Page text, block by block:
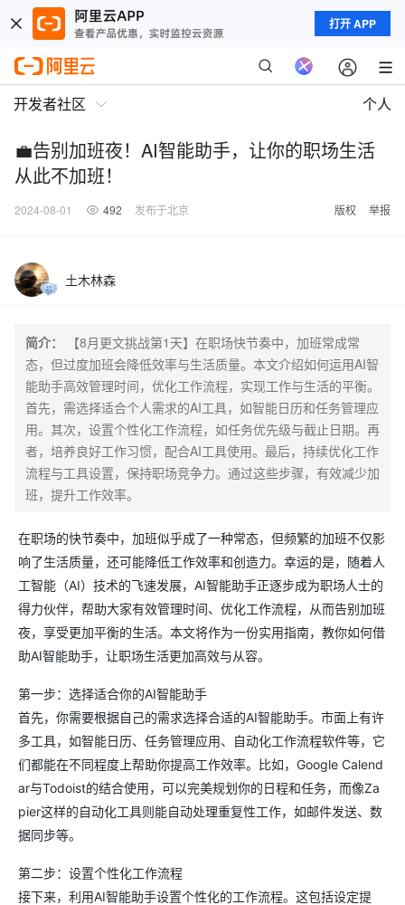
打开 APP
开发者社区 个人
💼告别加班夜！AI智能助手，让你的职场生活
从此不加班！
2024-08-01 492 发布于北京 版权 举报
土木林森
简介：
【8月更文挑战第1天】在职场快节奏中，加班常成常
态，但过度加班会降低效率与生活质量。本文介绍如何运用AI智
能助手高效管理时间，优化工作流程，实现工作与生活的平衡。
首先，需选择适合个人需求的AI工具，如智能日历和任务管理应
用。其次，设置个性化工作流程，如任务优先级与截止日期。再
者，培养良好工作习惯，配合AI工具使用。最后，持续优化工作
流程与工具设置，保持职场竞争力。通过这些步骤，有效减少加
班，提升工作效率。
在职场的快节奏中，加班似乎成了一种常态，但频繁的加班不仅影
响了生活质量，还可能降低工作效率和创造力。幸运的是，随着人
工智能（AI）技术的飞速发展，AI智能助手正逐步成为职场人士的
得力伙伴，帮助大家有效管理时间、优化工作流程，从而告别加班
夜，享受更加平衡的生活。本文将作为一份实用指南，教你如何借
助AI智能助手，让职场生活更加高效与从容。
第一步：选择适合你的AI智能助手
首先，你需要根据自己的需求选择合适的AI智能助手。市面上有许
多工具，如智能日历、任务管理应用、自动化工作流程软件等，它
们都能在不同程度上帮助你提高工作效率。比如，Google Calend
ar与Todoist的结合使用，可以完美规划你的日程和任务，而像Za
pier这样的自动化工具则能自动处理重复性工作，如邮件发送、数
据同步等。
第二步：设置个性化工作流程
接下来，利用AI智能助手设置个性化的工作流程。这包括设定提